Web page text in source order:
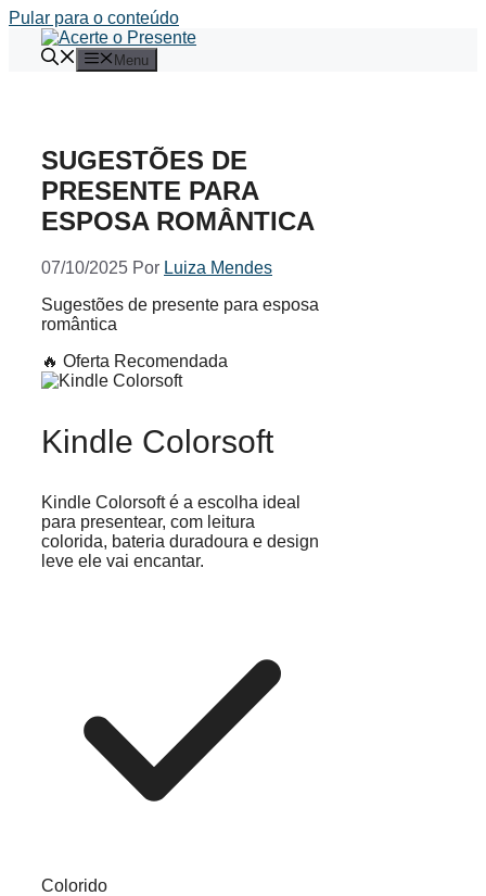
Pular para o conteúdo
Menu
SUGESTÕES DE
PRESENTE PARA
ESPOSA ROMÂNTICA
07/10/2025 Por Luiza Mendes
Sugestões de presente para esposa
romântica
🔥 Oferta Recomendada
Kindle Colorsoft
Kindle Colorsoft é a escolha ideal
para presentear, com leitura
colorida, bateria duradoura e design
leve ele vai encantar.
Colorido